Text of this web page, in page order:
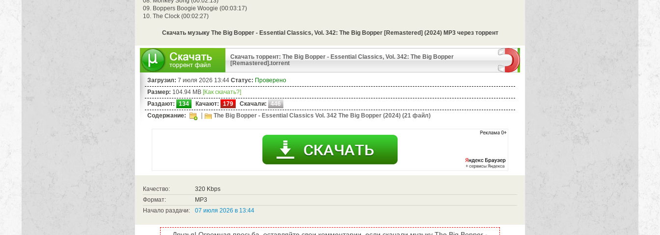
09. Boppers Boogie Woogie (00:03:17)
10. The Clock (00:02:27)
Скачать музыку The Big Bopper - Essential Classics, Vol. 342: The Big Bopper [Remastered] (2024) MP3 через торрент
Скачать торрент: The Big Bopper - Essential Classics, Vol. 342: The Big Bopper
[Remastered].torrent
Загрузил: 7 июля 2026 13:44 Статус: Проверено
Размер: 104.94 MB [Как скачать?]
Раздают:
134 Качают: 179 Скачали:
446
Содержание:
The Big Bopper - Essential Classics Vol. 342 The Big Bopper (2024) (21 файл)
Качество:
320 Kbps
Формат:
MP3
Начало раздачи:
07 июля 2026 в 13:44